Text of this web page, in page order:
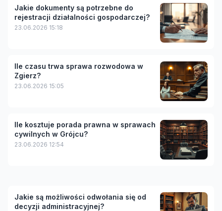
Jakie dokumenty są potrzebne do
rejestracji działalności gospodarczej?
23.06.2026 15:18
Ile czasu trwa sprawa rozwodowa w
Zgierz?
23.06.2026 15:05
Ile kosztuje porada prawna w sprawach
cywilnych w Grójcu?
23.06.2026 12:54
Jakie są możliwości odwołania się od
decyzji administracyjnej?